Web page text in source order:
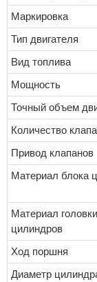
Маркировка
Тип двигателя
Вид топлива
Мощность
Точный объем
Количество
Привод клапанов
Материал блока
Материал
цилиндров
Ход поршня
Диаметр